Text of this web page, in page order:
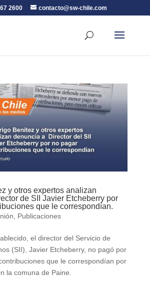
2600 contacto@sw-chile.com
y otros expertos analizan
de SII Javier Etcheberry por
que le correspondían.
, Publicaciones
el director del Servicio de
(SII), Javier Etcheberry, no pagó por
que le correspondían por
la comuna de Paine.